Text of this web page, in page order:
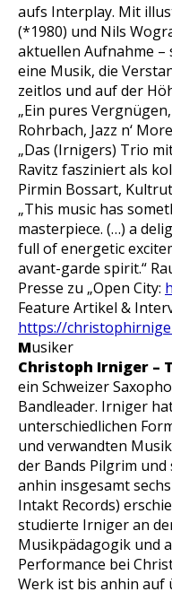
aufs Interplay. Mit
(*1980) und Nils
aktuellen Aufnahme
eine Musik, die
zeitlos und auf der
„Ein pures
Rohrbach, Jazz n‘
„Das (Irnigers) Trio
Ravitz fasziniert als
Pirmin Bossart,
„This music has
masterpiece. (…) a
full of energetic
avant-garde spirit.“
Presse zu „Open City:
Feature Artikel &
https://
Musiker
Christoph Irniger –
ein Schweizer
Bandleader. Irniger
unterschiedlichen
und verwandten
der Bands Pilgrim
anhin insgesamt
Intakt Records)
studierte Irniger an
Musikpädagogik und
Performance bei
Werk ist bis anhin